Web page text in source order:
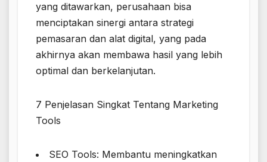
yang ditawarkan, perusahaan bisa
menciptakan sinergi antara strategi
pemasaran dan alat digital, yang pada
akhirnya akan membawa hasil yang lebih
optimal dan berkelanjutan.
7 Penjelasan Singkat Tentang Marketing
Tools
SEO Tools: Membantu meningkatkan